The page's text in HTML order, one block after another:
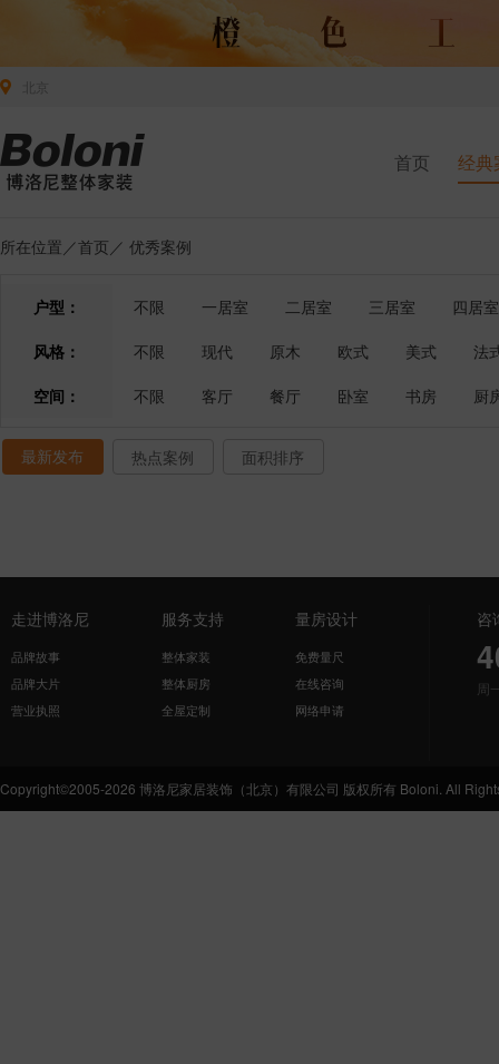
首页 经典
所在位置／首页 ／ 优秀案例
户型： 不限 一居室 二居室 三居室
四居室
风格：
不限 现代 原木 欧式 美式
法
空间：
不限 客厅 餐厅 卧室 书房 厨
最新发布 热点案例 面积排序
走进博洛尼
品牌故事
品牌大片
营业执照
服务支持
整体家装
整体厨房
全屋定制
量房设计
免费量尺
在线咨询
网络申请
咨
周
Copyright©2005-2026 博洛尼家居装饰（北京）有限公司 版权所有 Boloni. All